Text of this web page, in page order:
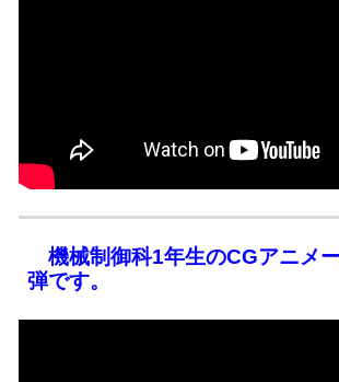
機械制御科1年生のCGアニメ
弾です。